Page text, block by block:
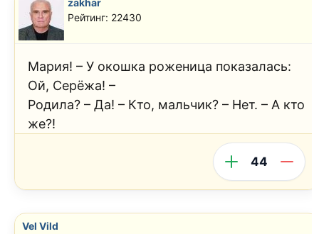
zakhar
Рейтинг: 22430
Мария! – У окошка роженица показалась:
Ой, Серёжа! –
Родила? – Да! – Кто, мальчик? – Нет. – А кто
же?!
44
Vel Vild